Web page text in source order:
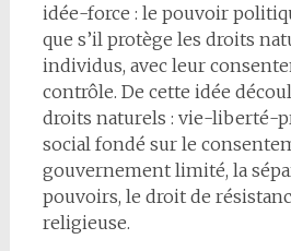
idée-force : le pouvoir
que s’il protège les droits
individus, avec leur
contrôle. De cette idée
droits naturels : vie-liberté-
social fondé sur le
gouvernement limité, la
pouvoirs, le droit de
religieuse.